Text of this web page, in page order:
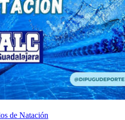
de Natación